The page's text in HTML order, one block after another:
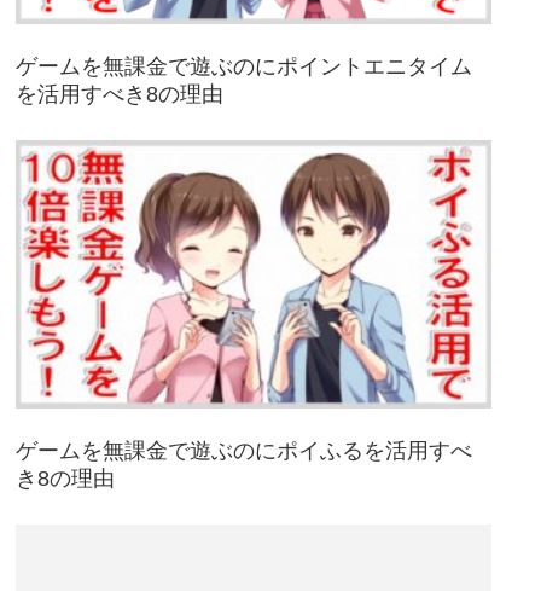
ゲームを無課金で遊ぶのにポイントエニタイム
を活用すべき8の理由
ゲームを無課金で遊ぶのにポイふるを活用すべ
き8の理由